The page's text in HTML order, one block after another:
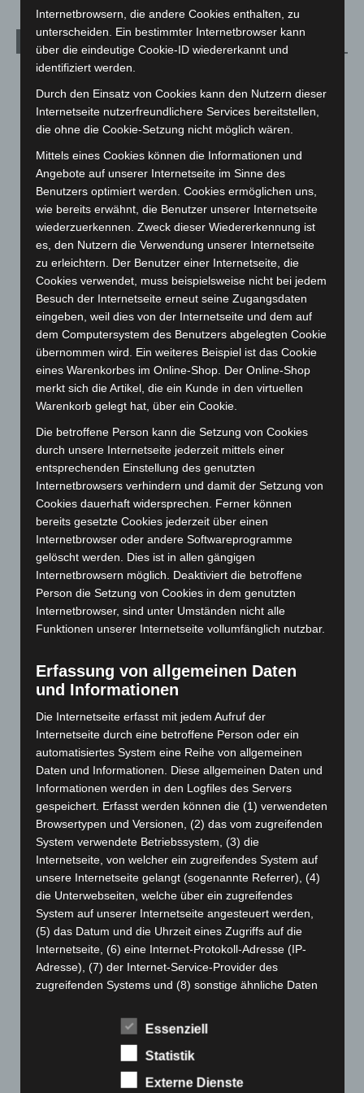
August 2026 (14)
Juli 2026(73)
Juni 2026(139)
Mai 2026(99)
April 2026(99)
März 2026(115)
Februar 2026(109)
Januar 2026(122)
Dezember 2025 (103)
November 2025(114)
Oktober 2025(112)
September 2025
(93)
August 2025(90)
Juli 2025(90)
Mai 2025
April 2025(88)
März 2025(111)
Februar 2025(96)
Januar 2025(88)
Dezember 2024(89)
November 2024(94)
Oktober 2024(93)
September 2024(112)
August 2024
Juli 2024(89)
Juni 2024(107)
Mai 2024(149)
April 2024(102)
März 2024(103)
Februar 2024 (103)
Januar 2024(111)
Dezember 2023(130)
November 2023(130)
Oktober 2023
September 2023(133)
August 2023(134)
Juli 2023(118)
Internetbrowsern, die andere Cookies enthalten, zu
unterscheiden. Ein bestimmter Internetbrowser kann
über die eindeutige Cookie-ID wiedererkannt und
identifiziert werden.
Durch den Einsatz von Cookies kann den Nutzern dieser
Internetseite nutzerfreundlichere Services bereitstellen,
die ohne die Cookie-Setzung nicht möglich wären.
Mittels eines Cookies können die Informationen und
Angebote auf unserer Internetseite im Sinne des
Benutzers optimiert werden. Cookies ermöglichen uns,
wie bereits erwähnt, die Benutzer unserer Internetseite
wiederzuerkennen. Zweck dieser Wiedererkennung ist
es, den Nutzern die Verwendung unserer Internetseite
zu erleichtern. Der Benutzer einer Internetseite, die
Cookies verwendet, muss beispielsweise nicht bei jedem
Besuch der Internetseite erneut seine Zugangsdaten
eingeben, weil dies von der Internetseite und dem auf
dem Computersystem des Benutzers abgelegten Cookie
übernommen wird. Ein weiteres Beispiel ist das Cookie
eines Warenkorbes im Online-Shop. Der Online-Shop
merkt sich die Artikel, die ein Kunde in den virtuellen
Warenkorb gelegt hat, über ein Cookie.
Die betroffene Person kann die Setzung von Cookies
durch unsere Internetseite jederzeit mittels einer
entsprechenden Einstellung des genutzten
Internetbrowsers verhindern und damit der Setzung von
Cookies dauerhaft widersprechen. Ferner können
bereits gesetzte Cookies jederzeit über einen
Internetbrowser oder andere Softwareprogramme
gelöscht werden. Dies ist in allen gängigen
Internetbrowsern möglich. Deaktiviert die betroffene
Person die Setzung von Cookies in dem genutzten
Internetbrowser, sind unter Umständen nicht alle
Funktionen unserer Internetseite vollumfänglich nutzbar.
Erfassung von allgemeinen Daten
und Informationen
Die Internetseite erfasst mit jedem Aufruf der
Internetseite durch eine betroffene Person oder ein
automatisiertes System eine Reihe von allgemeinen
Daten und Informationen. Diese allgemeinen Daten und
Informationen werden in den Logfiles des Servers
gespeichert. Erfasst werden können die (1) verwendeten
Browsertypen und Versionen, (2) das vom zugreifenden
System verwendete Betriebssystem, (3) die
Internetseite, von welcher ein zugreifendes System auf
unsere Internetseite gelangt (sogenannte Referrer), (4)
die Unterwebseiten, welche über ein zugreifendes
System auf unserer Internetseite angesteuert werden,
(5) das Datum und die Uhrzeit eines Zugriffs auf die
Internetseite, (6) eine Internet-Protokoll-Adresse (IP-
Adresse), (7) der Internet-Service-Provider des
zugreifenden Systems und (8) sonstige ähnliche Daten
Angriffen auf unsere informationstechnologischen
Systeme dienen.
Bei der Nutzung dieser allgemeinen Daten und
Informationen ziehen wird keine Rückschlüsse auf die
Essenziell
Statistik
Externe Dienste